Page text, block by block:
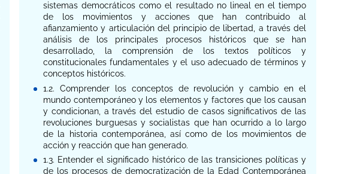
sistemas democráticos como el resultado no lineal en el tiempo
de los movimientos y acciones que han contribuido al
afianzamiento y articulación del principio de libertad, a través del
análisis de los principales procesos históricos que se han
desarrollado, la comprensión de los textos políticos y
constitucionales fundamentales y el uso adecuado de términos y
conceptos históricos.
1.2. Comprender los conceptos de revolución y cambio en el
mundo contemporáneo y los elementos y factores que los causan
y condicionan, a través del estudio de casos significativos de las
revoluciones burguesas y socialistas que han ocurrido a lo largo
de la historia contemporánea, así como de los movimientos de
acción y reacción que han generado.
1.3. Entender el significado histórico de las transiciones políticas y
de los procesos de democratización de la Edad Contemporánea